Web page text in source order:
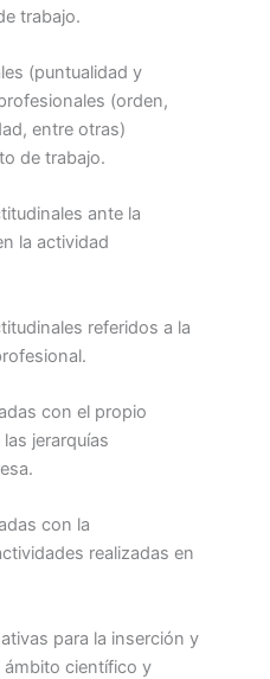
trabajo.
(puntualidad y
(orden,
entre otras)
de trabajo.
ante la
la actividad
referidos a la
con el propio
jerarquías
con la
realizadas en
para la inserción y
ámbito científico y